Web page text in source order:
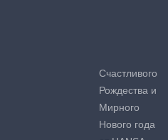
Счастливого
Рождества и
Мирного
Нового года